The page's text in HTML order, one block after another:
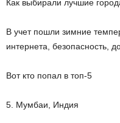
Как выбирали лучшие
В учет пошли зимние
интернета, безопасность,
Вот кто попал в топ-5
5. Мумбаи, Индия